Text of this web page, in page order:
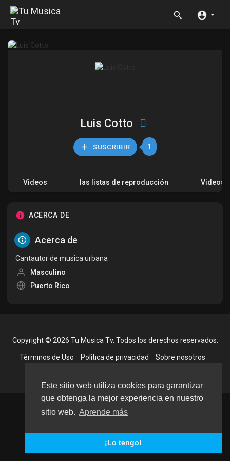
Este sitio web utiliza cookies para garantizar
que obtenga la mejor experiencia en nuestro
sitio web. Aprende más
¡Lo tengo!
Luis Cotto
SUSCRIBIR 1
Videos las listas de reproducción Videos
ACERCA DE
Acerca de
Cantautor de musica urbana
Masculino
Puerto Rico
Copyright © 2026 Tu Musica Tv. Todos los derechos reservados.
Términos de Uso Política de privacidad
Sobre nosotros